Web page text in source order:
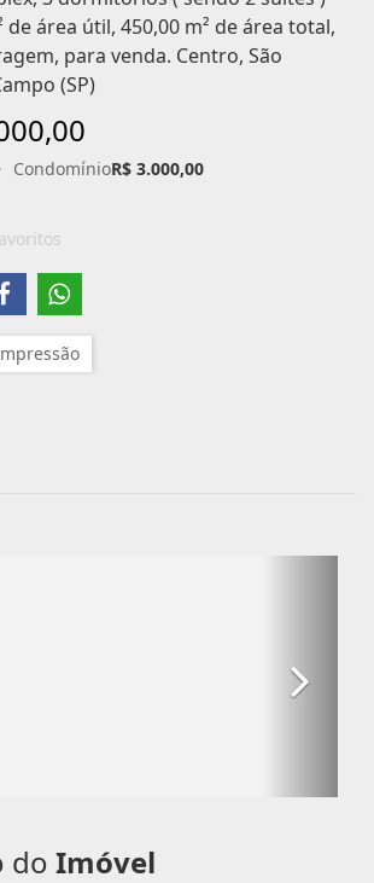
de área útil, 450,00 m² de área total,
para venda. Centro, São
(SP)
· CondomínioR$ 3.000,00
do Imóvel